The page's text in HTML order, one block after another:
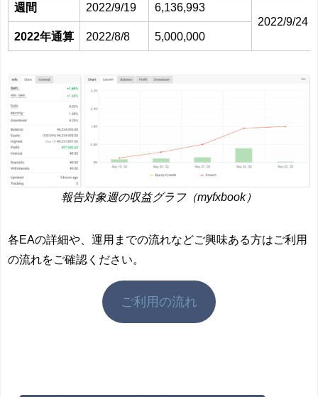
週間 2022/9/19
6,136,993
2022/9/24
2022年通算
2022/8/8 5,000,000
報告対象週の収益グラフ（myfxbook）
各EAの詳細や、運用までの流れなどご興味ある方はご利用
の流れをご確認ください。
ご利用の流れ